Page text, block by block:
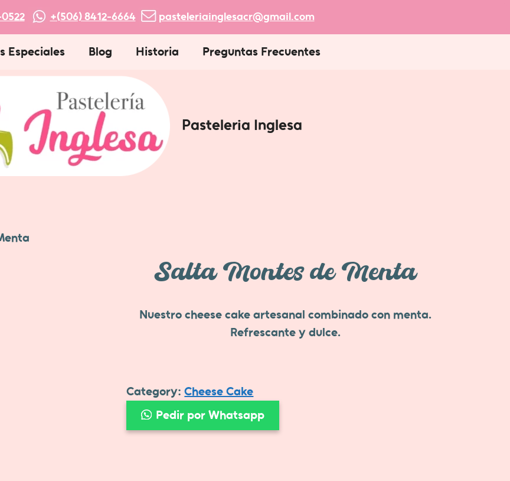
+(506) 8412-6664 pasteleriainglesacr@gmail.com
Especiales Blog Historia Preguntas Frecuentes
Pasteleria Inglesa
Salta Montes de Menta
Nuestro cheese cake artesanal combinado con menta.
Refrescante y dulce.
Category:Cheese Cake
Pedir por Whatsapp